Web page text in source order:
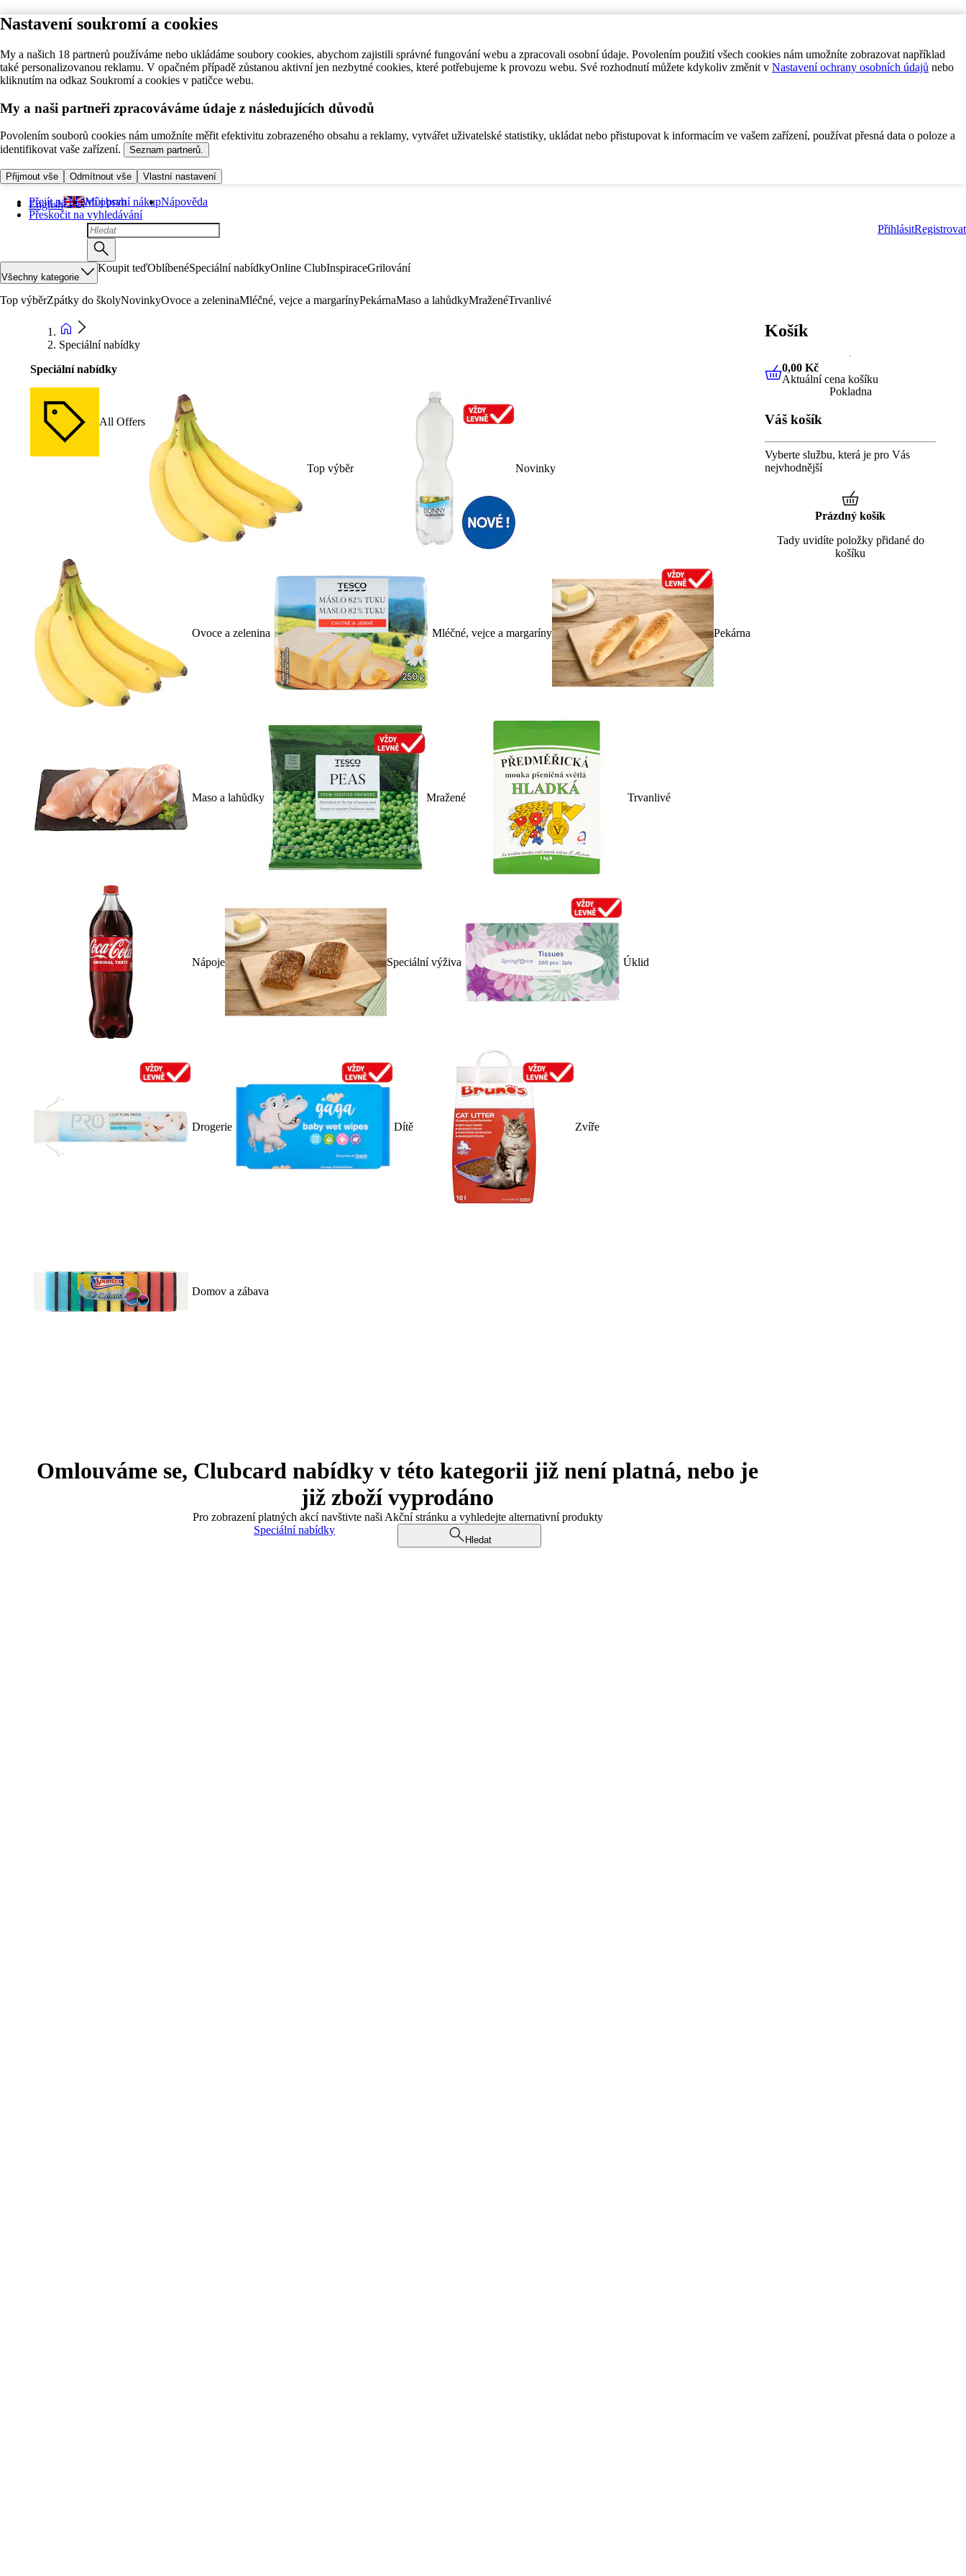
Nastavení soukromí a cookies
My a našich 18 partnerů používáme nebo ukládáme soubory cookies, abychom zajistili správné fungování webu a zpracovali osobní údaje. Povolením použití všech cookies nám umožníte zobrazovat například
také personalizovanou reklamu. V opačném případě zůstanou aktivní jen nezbytné cookies, které potřebujeme k provozu webu. Své rozhodnutí můžete kdykoliv změnit v Nastavení ochrany osobních údajů nebo
kliknutím na odkaz Soukromí a cookies v patičce webu.
My a naši partneři zpracováváme údaje z následujících důvodů
Povolením souborů cookies nám umožníte měřit efektivitu zobrazeného obsahu a reklamy, vytvářet uživatelské statistiky, ukládat nebo přistupovat k informacím ve vašem zařízení, používat přesná data o poloze a
identifikovat vaše zařízení.
Seznam partnerů.
Přijmout vše Odmítnout vše Vlastní nastavení
Přejít na hlavní obsah
Přeskočit na vyhledávání
English Můj první nákupNápověda
PřihlásitRegistrovat
Všechny kategorie
Koupit teďOblíbenéSpeciální nabídkyOnline ClubInspiraceGrilování
Top výběrZpátky do školyNovinkyOvoce a zeleninaMléčné, vejce a margarínyPekárnaMaso a lahůdkyMraženéTrvanlivé
Speciální nabídky
Speciální nabídky
All Offers
Top výběr Novinky
Ovoce a zelenina Mléčné, vejce a margaríny Pekárna
Maso a lahůdky Mražené Trvanlivé
Nápoje Speciální výživa Úklid
Drogerie Dítě Zvíře
Domov a zábava
Omlouváme se, Clubcard nabídky v této kategorii již není platná, nebo je
již zboží vyprodáno
Pro zobrazení platných akcí navštivte naši Akční stránku a vyhledejte alternativní produkty
Speciální nabídky
Hledat
Košík
0,00 KčAktuální cena košíku
0,00 Kč
Aktuální cena košíku
Pokladna
Váš košík
Vyberte službu, která je pro Vás
nejvhodnější
Prázdný košík
Tady uvidíte položky přidané do
košíku